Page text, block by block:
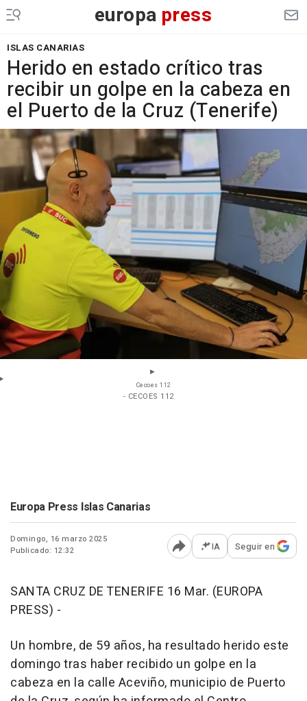
europa press
ISLAS CANARIAS
Herido en estado crítico tras
recibir un golpe en la cabeza en
el Puerto de la Cruz (Tenerife)
Cecoes 112
- CECOES 112
Europa Press Islas Canarias
Domingo, 16 marzo 2025
Publicado: 12:32
Abrir opciones para
IA Seguir en
SANTA CRUZ DE TENERIFE 16 Mar. (EUROPA
PRESS) -
Un hombre, de 59 años, ha resultado herido este
domingo tras haber recibido un golpe en la
cabeza en la calle Aceviño, municipio de Puerto